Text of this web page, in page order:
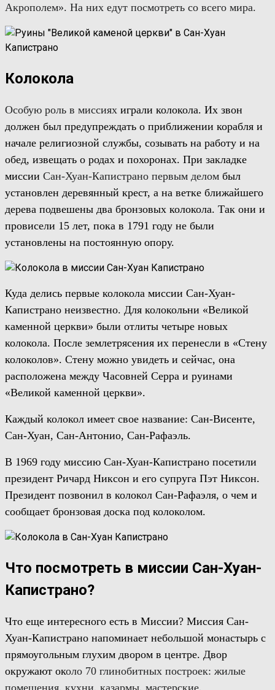
Акрополем». На них едут посмотреть со всего мира.
Колокола
Особую роль в миссиях играли колокола. Их звон
должен был предупреждать о приближении корабля и
начале религиозной службы, созывать на работу и на
обед, извещать о родах и похоронах. При закладке
миссии Сан-Хуан-Капистрано первым делом был
установлен деревянный крест, а на ветке ближайшего
дерева подвешены два бронзовых колокола. Так они и
провисели 15 лет, пока в 1791 году не были
установлены на постоянную опору.
Куда делись первые колокола миссии Сан-Хуан-
Капистрано неизвестно. Для колокольни «Великой
каменной церкви» были отлиты четыре новых
колокола. После землетрясения их перенесли в «Стену
колоколов». Стену можно увидеть и сейчас, она
расположена между Часовней Серра и руинами
«Великой каменной церкви».
Каждый колокол имеет свое название: Сан-Висенте,
Сан-Хуан, Сан-Антонио, Сан-Рафаэль.
В 1969 году миссию Сан-Хуан-Капистрано посетили
президент Ричард Никсон и его супруга Пэт Никсон.
Президент позвонил в колокол Сан-Рафаэля, о чем и
сообщает бронзовая доска под колоколом.
Что посмотреть в миссии Сан-Хуан-
Капистрано?
Что еще интересного есть в Миссии? Миссия Сан-
Хуан-Капистрано напоминает небольшой монастырь с
прямоугольным глухим двором в центре. Двор
окружают около 70 глинобитных построек: жилые
помещения, кухни, казармы, мастерские.